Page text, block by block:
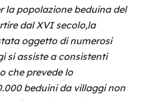
la popolazione beduina del
dal XVI secolo,la
oggetto di numerosi
si assiste a consistenti
che prevede lo
beduini da villaggi non